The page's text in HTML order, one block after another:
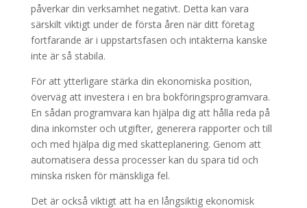
påverkar din verksamhet negativt. Detta kan vara
särskilt viktigt under de första åren när ditt företag
fortfarande är i uppstartsfasen och intäkterna kanske
inte är så stabila.
För att ytterligare stärka din ekonomiska position,
överväg att investera i en bra bokföringsprogramvara.
En sådan programvara kan hjälpa dig att hålla reda på
dina inkomster och utgifter, generera rapporter och till
och med hjälpa dig med skatteplanering. Genom att
automatisera dessa processer kan du spara tid och
minska risken för mänskliga fel.
Det är också viktigt att ha en långsiktig ekonomisk